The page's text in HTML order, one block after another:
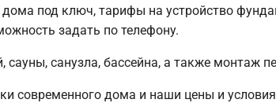
под ключ, тарифы на устройство
задать по телефону.
санузла, бассейна, а также монтаж
современного дома и наши цены и условия